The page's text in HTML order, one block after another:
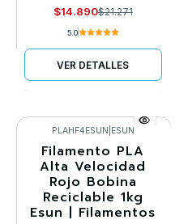
$14.890$21.271
5.0
VER DETALLES
-30%
Agotado
PLAHF4ESUN ESUN
Filamento PLA
Alta Velocidad
Rojo Bobina
Reciclable 1kg
Esun | Filamentos